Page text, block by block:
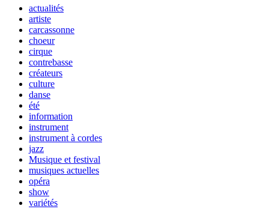
actualités
artiste
carcassonne
choeur
cirque
contrebasse
créateurs
culture
danse
été
information
instrument
instrument à cordes
jazz
Musique et festival
musiques actuelles
opéra
show
variétés